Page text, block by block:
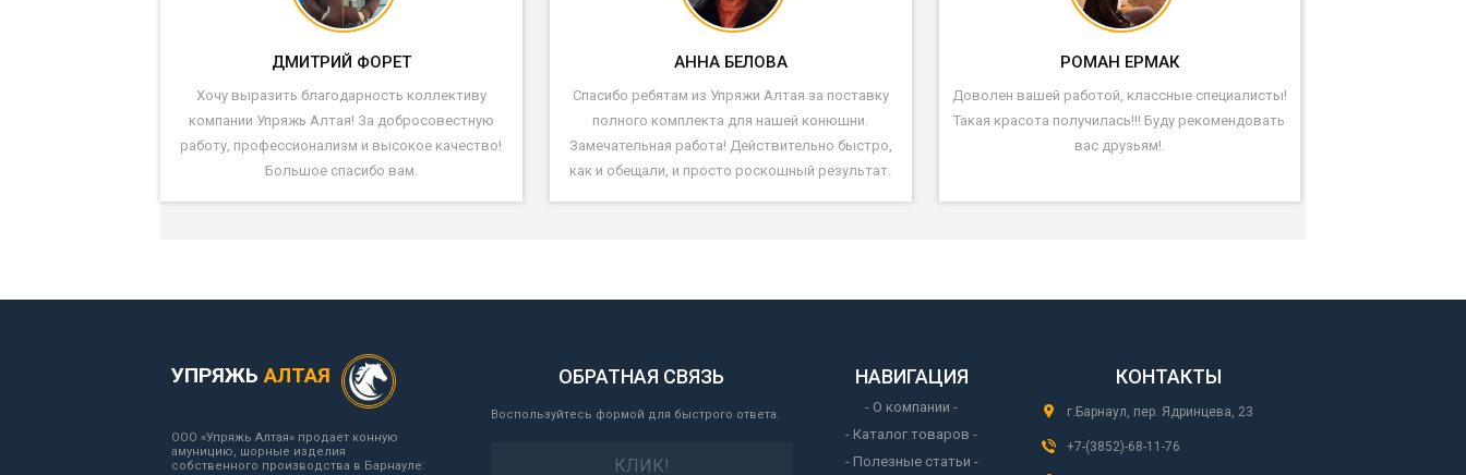
ДМИТРИЙ ФОРЕТ
Хочу выразить благодарность коллективу
компании Упряжь Алтая! За добросовестную
работу, профессионализм и высокое качество!
Большое спасибо вам.
АННА БЕЛОВА
Спасибо ребятам из Упряжи Алтая за поставку
полного комплекта для нашей конюшни.
Замечательная работа! Действительно быстро,
как и обещали, и просто роскошный результат.
РОМАН ЕРМАК
Доволен вашей работой, классные специалисты!
Такая красота получилась!!! Буду рекомендовать
вас друзьям!.
УПРЯЖЬ АЛТАЯ
ООО «Упряжь Алтая» продает конную
амуницию, шорные изделия
собственного производства в Барнауле:
ОБРАТНАЯ СВЯЗЬ
Воспользуйтесь формой для быстрого ответа.
КЛИК!
НАВИГАЦИЯ
- О компании -
- Каталог товаров -
- Полезные статьи -
КОНТАКТЫ
г.Барнаул, пер. Ядринцева, 23
+7-(3852)-68-11-76